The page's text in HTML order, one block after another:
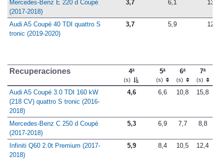
Mercedes-Benz E 220 d Coupé
(2017-2018)
3,7 6,1 13,6
Audi A5 Coupé 40 TDI quattro S
tronic (2019-2020)
3,7 5,9 12,9
Recuperaciones 4ª
(s)
5ª
(s)
6ª
(s)
7ª
(s)
Audi A5 Coupé 3.0 TDI 160 kW
(218 CV) quattro S tronic (2016-
2018)
4,6 6,6 10,8 15,8
Mercedes-Benz C 250 d Coupé
(2017-2018)
5,3 6,9 7,7 8,8
Infiniti Q60 2.0t Premium (2017-
2018)
5,9 8,4 10,5 12,4